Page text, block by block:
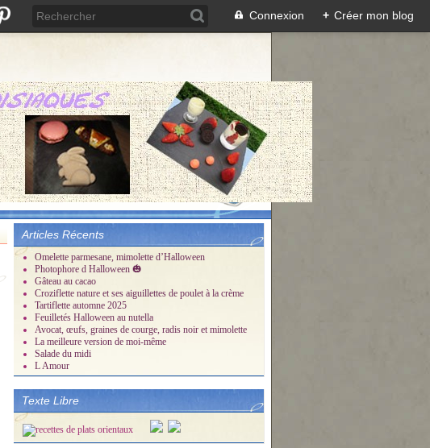
Connexion + Créer mon blog
Articles Récents
Omelette parmesane, mimolette d’Halloween
Photophore d Halloween 🎃
Gâteau au cacao
Croziflette nature et ses aiguillettes de poulet à la crème
Tartiflette automne 2025
Feuilletés Halloween au nutella
Avocat, œufs, graines de courge, radis noir et mimolette
La meilleure version de moi-même
Salade du midi
L Amour
Texte Libre